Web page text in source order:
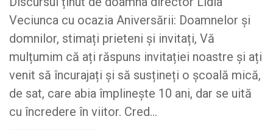
Veciunca cu ocazia Aniversării: Doamnelor și
domnilor, stimați prieteni și invitați, Vă
mulțumim că ați răspuns invitației noastre și ați
venit să încurajați și să susțineți o școală mică,
de sat, care abia împlinește 10 ani, dar se uită
cu încredere în viitor. Cred...